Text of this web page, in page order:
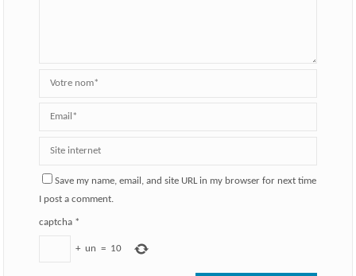
Save my name, email, and site URL in my browser for next time
I post a comment.
captcha*
+ un = 10